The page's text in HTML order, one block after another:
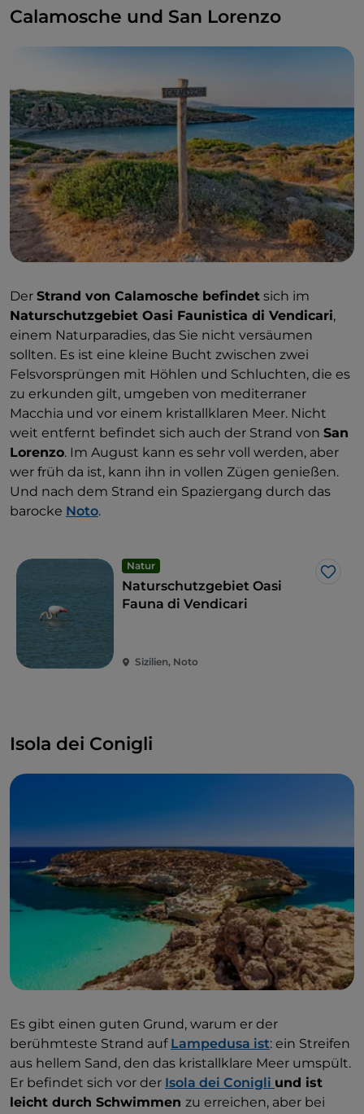
Calamosche und San Lorenzo
Der Strand von Calamosche befindet sich im
Naturschutzgebiet Oasi Faunistica di Vendicari,
einem Naturparadies, das Sie nicht versäumen
sollten. Es ist eine kleine Bucht zwischen zwei
Felsvorsprüngen mit Höhlen und Schluchten, die es
zu erkunden gilt, umgeben von mediterraner
Macchia und vor einem kristallklaren Meer. Nicht
weit entfernt befindet sich auch der Strand von San
Lorenzo. Im August kann es sehr voll werden, aber
wer früh da ist, kann ihn in vollen Zügen genießen.
Und nach dem Strand ein Spaziergang durch das
barocke Noto.
Natur
Like
Naturschutzgebiet Oasi
Fauna di Vendicari
Sizilien, Noto
Isola dei Conigli
Es gibt einen guten Grund, warum er der
berühmteste Strand auf Lampedusa ist: ein Streifen
aus hellem Sand, den das kristallklare Meer umspült.
Er befindet sich vor der Isola dei Conigli und ist
leicht durch Schwimmen zu erreichen, aber bei